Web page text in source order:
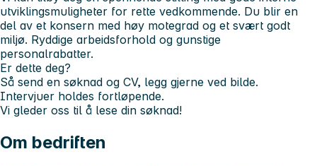
utviklingsmuligheter for rette vedkommende. Du blir en
del av et konsern med høy motegrad og et svært godt
miljø. Ryddige arbeidsforhold og gunstige
personalrabatter.
Er dette deg?
Så send en søknad og CV, legg gjerne ved bilde.
Intervjuer holdes fortløpende.
Vi gleder oss til å lese din søknad!
Om bedriften